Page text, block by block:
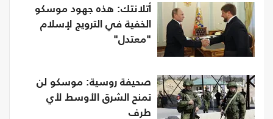
أتلانتك: هذه جهود موسكو
الخفية في الترويج لإسلام
"معتدل"
صحيفة روسية: موسكو لن
تمنح الشرق الأوسط لأي
طرف